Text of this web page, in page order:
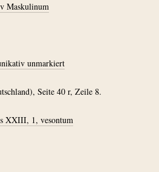
Maskulinum
unmarkiert
Seite 40 r, Zeile 8.
XXIII, 1, vesontum